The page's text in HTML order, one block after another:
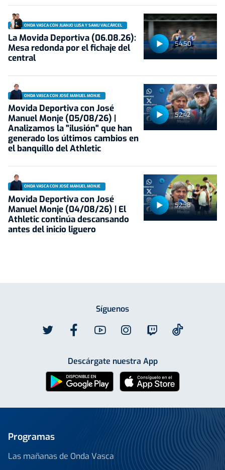
54:50
ONDA VASCA CON JUANJO LUSA Y SAMU VALCÁRCEL
La Movida Deportiva (06.08.26):
Mesa redonda por el fichaje del
central
52:42
ONDA VASCA CON JOSÉ MANUEL MONJE
Movida Deportiva con José
Manuel Monje (05/08/26) |
Analizamos la "ilusión" que han
generado los últimos cambios en
el banquillo del Athletic
52:38
ONDA VASCA CON JOSÉ MANUEL MONJE
Movida Deportiva con José
Manuel Monje (04/08/26) | El
Athletic continúa descansando
antes del inicio liguero
Síguenos
Descárgate nuestra App
Programas
Las mañanas de Onda Vasca